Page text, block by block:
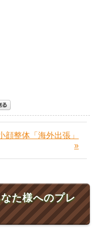
顔整体「海外出張」
»
た様へのプレ